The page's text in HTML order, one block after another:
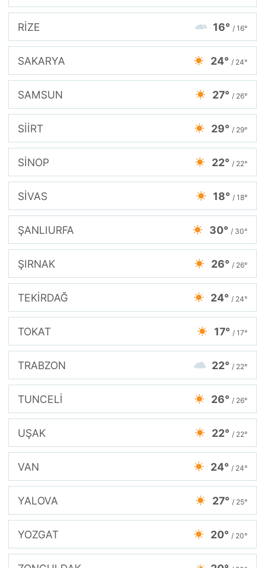
RİZE 16° / 16°
SAKARYA 24° / 24°
SAMSUN 27° / 26°
SİİRT 29° / 29°
SİNOP 22° / 22°
SİVAS 18° / 18°
ŞANLIURFA 30° / 30°
ŞIRNAK 26° / 26°
TEKİRDAĞ 24° / 24°
TOKAT 17° / 17°
TRABZON 22° / 22°
TUNCELİ 26° / 26°
UŞAK 22° / 22°
VAN 24° / 24°
YALOVA 27° / 25°
YOZGAT 20° / 20°